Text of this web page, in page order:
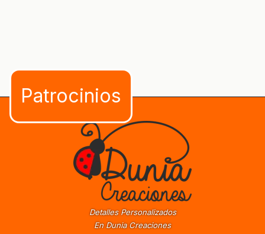
Detalles Personalizados
En Dunia Creaciones